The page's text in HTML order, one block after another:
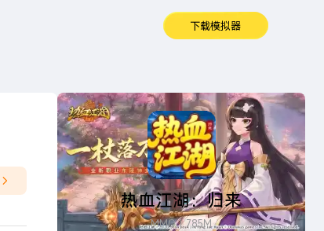
下载模拟器
热血江湖：归来
热血江湖：归来
MMO 785M